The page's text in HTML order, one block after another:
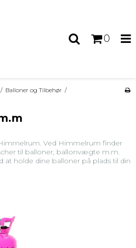
0
/ Balloner og Tilbehør /
Ved Himmelrum finder
til balloner, ballonvægte m.m.
holde dine balloner på plads til din